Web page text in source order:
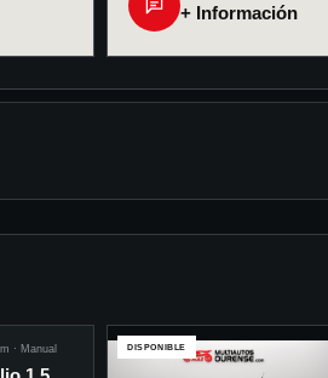
+ Información
· Manual DISPONIBLE